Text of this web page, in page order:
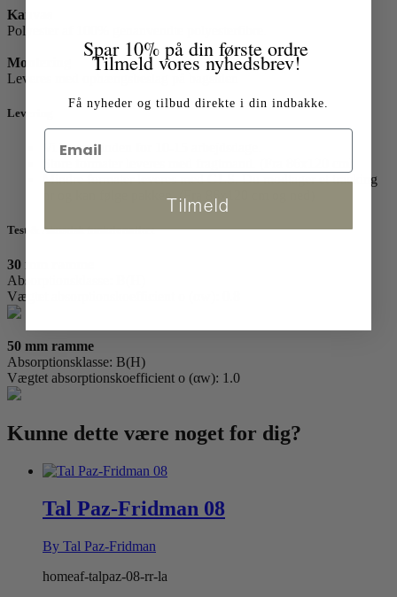
Kanvas
Polyester af 100% genanvendte polyesterfibre.
Montering
Leveres med ophængsbeslag på bagsiden
Levering
Vi leverer inden for 10-15 arbejdsdage.
Mindre formater leveres med GLS. Du modtager et tracking
nr og kan følge pakken. (Fra 86x120 cm og ned)
Test & Akustisk funktionalitet
30 mm ramme
Absorptionsklasse: B(H)
Vægtet absorptionskoefficient o (αw): 0.8
50 mm ramme
Absorptionsklasse: B(H)
Vægtet absorptionskoefficient o (αw): 1.0
Kunne dette være noget for dig?
Tal Paz-Fridman 08
By Tal Paz-Fridman
homeaf-talpaz-08-rr-la
Spar 10% på din første ordre
Tilmeld vores nyhedsbrev!
Få nyheder og tilbud direkte i din indbakke.
Tilmeld